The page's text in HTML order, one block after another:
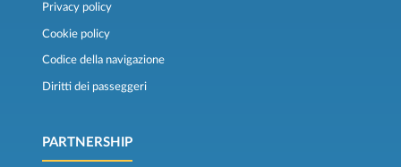
Privacy policy
Cookie policy
Codice della navigazione
Diritti dei passeggeri
PARTNERSHIP